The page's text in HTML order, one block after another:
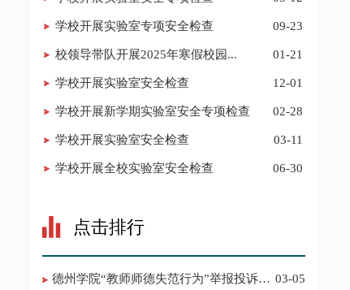
学校开展实验室专项安全检查 09-23
校领导带队开展2025年寒假校园... 01-21
​学校开展实验室安全检查 12-01
学校开展新学期实验室安全专项检查 02-28
学校开展实验室安全检查 03-11
​学校开展全校实验室安全检查 06-30
点击排行
03-05